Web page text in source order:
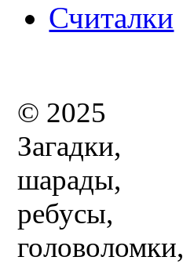
Считалки
© 2025
Загадки,
шарады,
ребусы,
головоломки,